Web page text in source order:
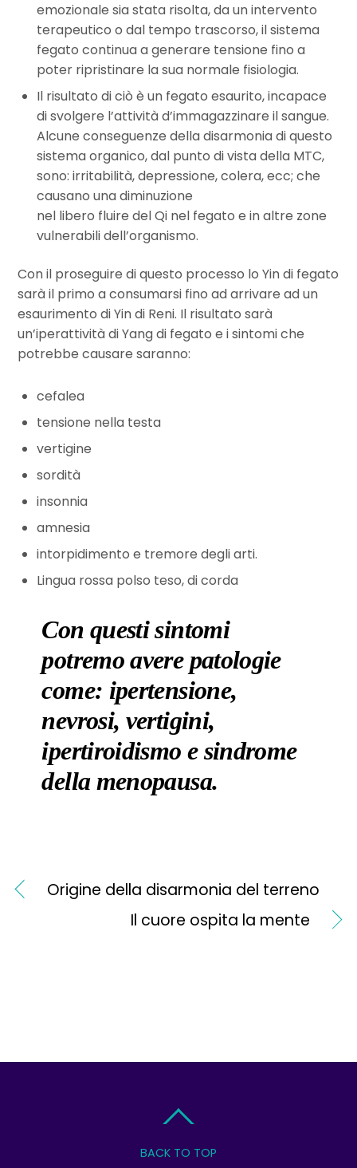
emozionale sia stata risolta, da un intervento
terapeutico o dal tempo trascorso, il sistema
fegato continua a generare tensione fino a
poter ripristinare la sua normale fisiologia.
Il risultato di ciò è un fegato esaurito, incapace
di svolgere l’attività d’immagazzinare il sangue.
Alcune conseguenze della disarmonia di questo
sistema organico, dal punto di vista della MTC,
sono: irritabilità, depressione, colera, ecc; che
causano una diminuzione
nel libero fluire del Qi nel fegato e in altre zone
vulnerabili dell’organismo.
Con il proseguire di questo processo lo Yin di fegato
sarà il primo a consumarsi fino ad arrivare ad un
esaurimento di Yin di Reni. Il risultato sarà
un’iperattività di Yang di fegato e i sintomi che
potrebbe causare saranno:
cefalea
tensione nella testa
vertigine
sordità
insonnia
amnesia
intorpidimento e tremore degli arti.
Lingua rossa polso teso, di corda
Con questi sintomi
potremo avere patologie
come: ipertensione,
nevrosi, vertigini,
ipertiroidismo e sindrome
della menopausa.
Origine della disarmonia del terreno
Il cuore ospita la mente
BACK TO TOP